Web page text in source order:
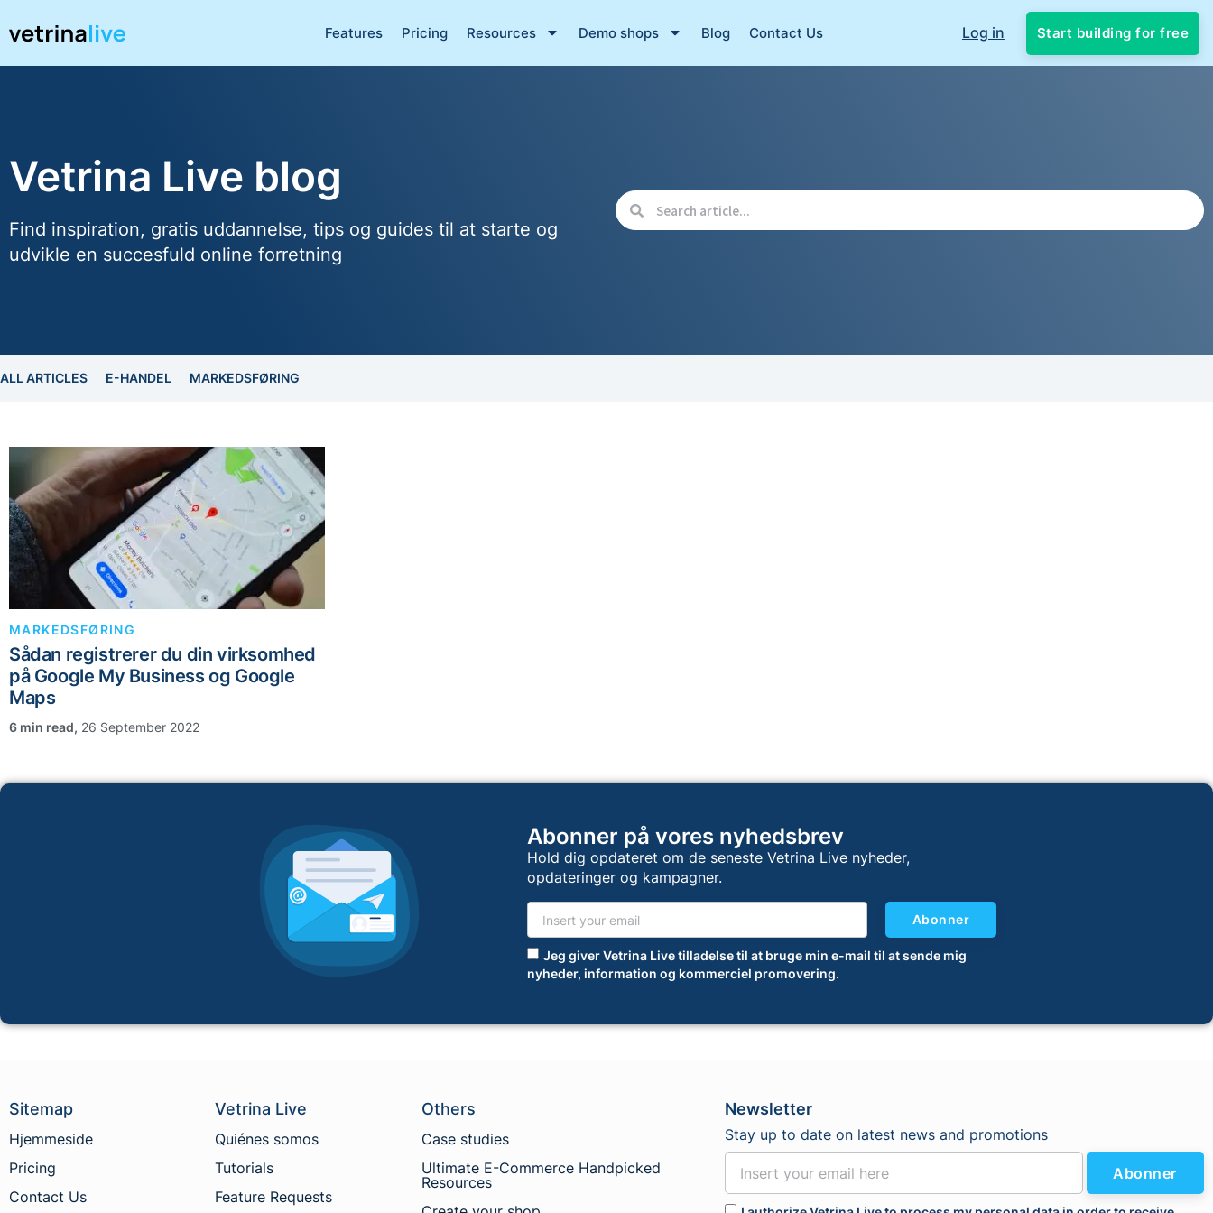
Features Pricing Resources Demo shops Blog Contact Us Log in Start building for free
Vetrina Live blog
Find inspiration, gratis uddannelse, tips og guides til at starte og
udvikle en succesfuld online forretning
ALL ARTICLES E-HANDEL MARKEDSFØRING
MARKEDSFØRING
Sådan registrerer du din virksomhed
på Google My Business og Google
Maps
, 26 September 2022
Abonner på vores nyhedsbrev
Hold dig opdateret om de seneste Vetrina Live nyheder,
opdateringer og kampagner.
Jeg giver Vetrina Live tilladelse til at bruge min e-mail til at sende mig
nyheder, information og kommerciel promovering.
Abonner
Sitemap
Hjemmeside
Pricing
Contact Us
Vetrina Live
Quiénes somos
Tutorials
Feature Requests
Others
Case studies
Ultimate E-Commerce Handpicked
Resources
Newsletter
Stay up to date on latest news and promotions
Abonner